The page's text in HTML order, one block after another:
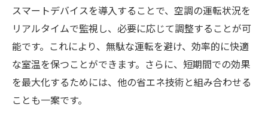
スマートデバイスを導入することで、空調の運転状況を
リアルタイムで監視し、必要に応じて調整することが可
能です。これにより、無駄な運転を避け、効率的に快適
な室温を保つことができます。さらに、短期間での効果
を最大化するためには、他の省エネ技術と組み合わせる
ことも一案です。